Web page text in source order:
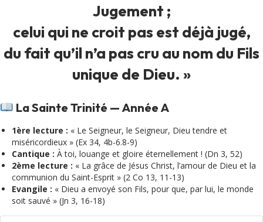
Jugement ;
celui qui ne croit pas est déjà jugé,
du fait qu’il n’a pas cru au nom du Fils
unique de Dieu. »
La Sainte Trinité — Année A
1ère lecture : « Le Seigneur, le Seigneur, Dieu tendre et
miséricordieux » (Ex 34, 4b-6.8-9)
Cantique : À toi, louange et gloire éternellement ! (Dn 3, 52)
2ème lecture : « La grâce de Jésus Christ, l’amour de Dieu et la
communion du Saint-Esprit » (2 Co 13, 11-13)
Evangile : « Dieu a envoyé son Fils, pour que, par lui, le monde
soit sauvé » (Jn 3, 16-18)